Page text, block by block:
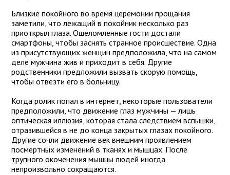
Близкие покойного во время церемонии прощания
заметили, что лежащий в покойник несколько раз
приоткрыл глаза. Ошеломленные гости достали
смартфоны, чтобы заснять странное происшествие. Одна
из присутствующих женщин предположила, что на самом
деле мужчина жив и приходит в себя. Другие
родственники предложили вызвать скорую помощь,
чтобы отвезти его в больницу.
Когда ролик попал в интернет, некоторые пользователи
предположили, что движение глаз мужчины — лишь
оптическая иллюзия, которая стала следствием вспышки,
отразившейся в не до конца закрытых глазах покойного.
Другие сочли движение век внешним проявлением
посмертных изменений в тканях и мышцах. После
трупного окоченения мышцы людей иногда
непроизвольно сокращаются.